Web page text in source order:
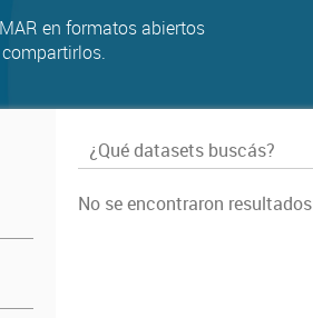
en formatos abiertos
No se encontraron resultados